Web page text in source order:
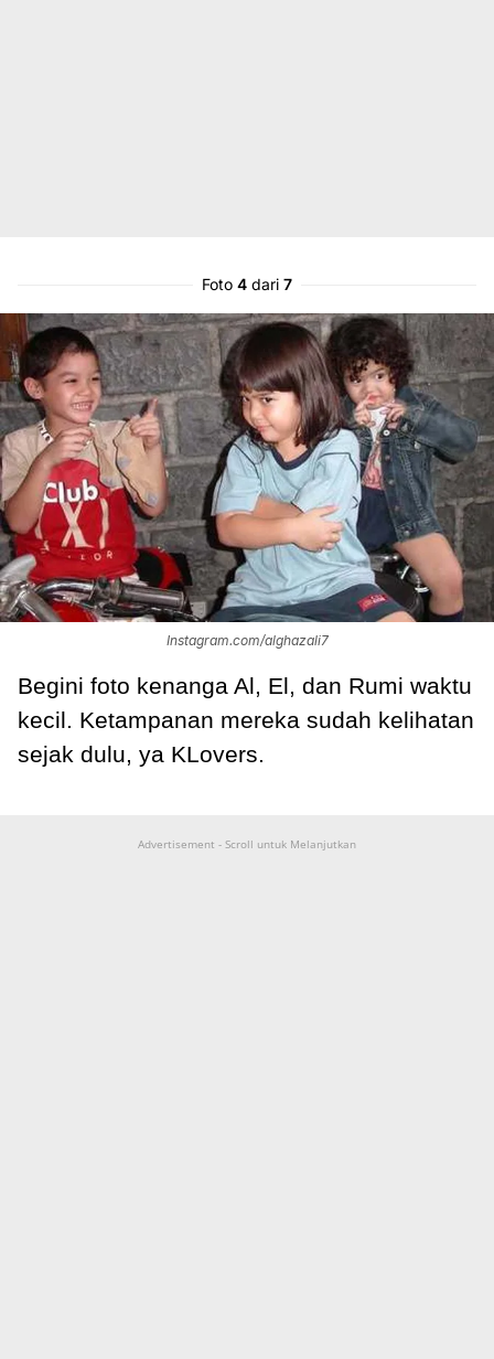
Foto 4 dari 7
Instagram.com/alghazali7
Begini foto kenanga Al, El, dan Rumi waktu
kecil. Ketampanan mereka sudah kelihatan
sejak dulu, ya KLovers.
Advertisement - Scroll untuk Melanjutkan